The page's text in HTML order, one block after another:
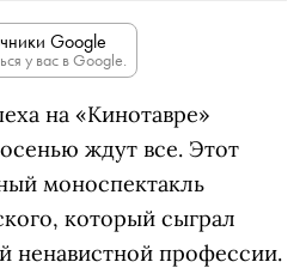
Google
у вас в Google.
на «Кинотавре»
ждут все. Этот
моноспектакль
который сыграл
ненавистной профессии.